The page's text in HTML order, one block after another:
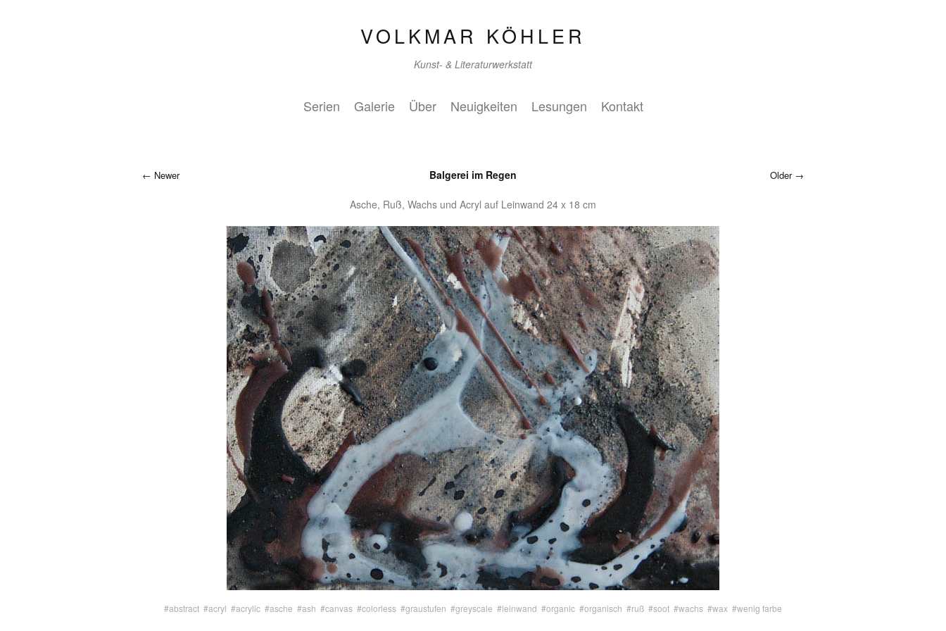
VOLKMAR KÖHLER
Kunst- & Literaturwerkstatt
Serien Galerie Über Neuigkeiten Lesungen Kontakt
Newer Balgerei im Regen
Asche, Ruß, Wachs und Acryl auf Leinwand 24 x 18 cm
Older
#abstract #acryl #acrylic #asche #ash #canvas #colorless #graustufen #greyscale #leinwand #organic #organisch #ruß #soot #wachs #wax #wenig farbe